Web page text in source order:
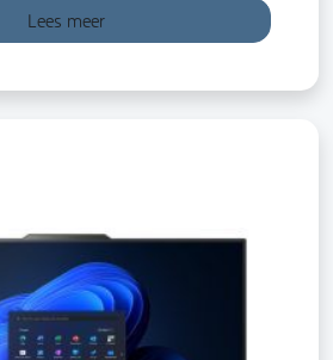
Lees meer